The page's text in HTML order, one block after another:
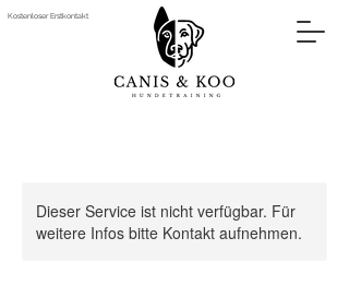
Kostenloser Erstkontakt
Dieser Service ist nicht verfügbar. Für
weitere Infos bitte Kontakt aufnehmen.